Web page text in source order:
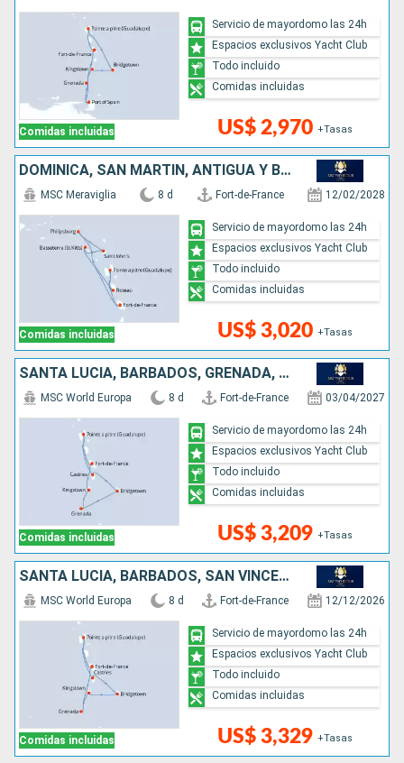
Comidas incluidas US$ 2,970 +Tasas
Servicio de mayordomo las 24h
Espacios exclusivos Yacht Club
Todo incluido
Comidas incluidas
DOMINICA, SAN MARTÍN, ANTIGUA Y BARBUDA
Comidas incluidas
MSC Meraviglia 8 d Fort-de-France 12/02/2028
US$ 3,020 +Tasas
Servicio de mayordomo las 24h
Espacios exclusivos Yacht Club
Todo incluido
Comidas incluidas
SANTA LUCIA, BARBADOS, GRENADA, SAN VINCENT Y LAS GRANADINAS
Comidas incluidas
MSC World Europa 8 d Fort-de-France 03/04/2027
US$ 3,209 +Tasas
Servicio de mayordomo las 24h
Espacios exclusivos Yacht Club
Todo incluido
Comidas incluidas
SANTA LUCIA, BARBADOS, SAN VINCENT Y LAS GRANADINAS, GRENADA
Comidas incluidas
MSC World Europa 8 d Fort-de-France 12/12/2026
US$ 3,329 +Tasas
Servicio de mayordomo las 24h
Espacios exclusivos Yacht Club
Todo incluido
Comidas incluidas